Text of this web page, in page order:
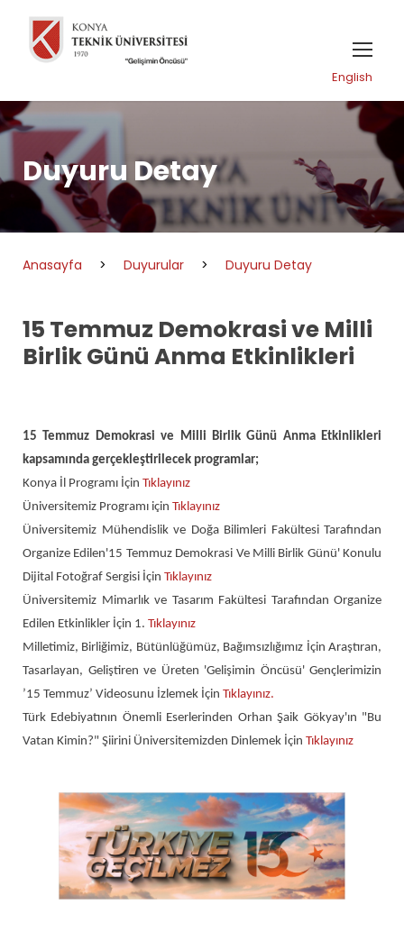
English
Duyuru Detay
Anasayfa > Duyurular > Duyuru Detay
15 Temmuz Demokrasi ve Milli
Birlik Günü Anma Etkinlikleri
15 Temmuz Demokrasi ve Milli Birlik Günü Anma Etkinlikleri
kapsamında gerçekleştirilecek programlar;
Konya İl Programı İçin Tıklayınız
Üniversitemiz Programı için Tıklayınız
Üniversitemiz Mühendislik ve Doğa Bilimleri Fakültesi Tarafından
Organize Edilen'15 Temmuz Demokrasi Ve Milli Birlik Günü' Konulu
Dijital Fotoğraf Sergisi İçin Tıklayınız
Üniversitemiz Mimarlık ve Tasarım Fakültesi Tarafından Organize
Edilen Etkinlikler İçin 1. Tıklayınız
Milletimiz, Birliğimiz, Bütünlüğümüz, Bağımsızlığımız İçin Araştıran,
Tasarlayan, Geliştiren ve Üreten 'Gelişimin Öncüsü' Gençlerimizin
’15 Temmuz’ Videosunu İzlemek İçin Tıklayınız.
Türk Edebiyatının Önemli Eserlerinden Orhan Şaik Gökyay'ın "Bu
Vatan Kimin?" Şiirini Üniversitemizden Dinlemek İçin Tıklayınız